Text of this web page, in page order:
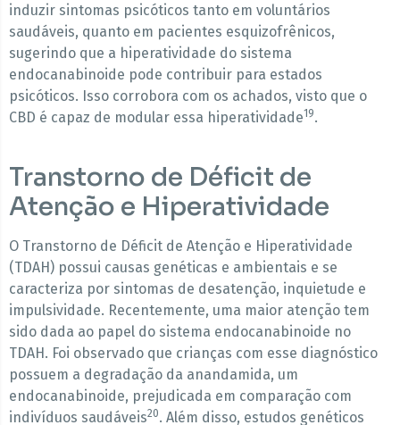
induzir sintomas psicóticos tanto em voluntários
saudáveis, quanto em pacientes esquizofrênicos,
sugerindo que a hiperatividade do sistema
endocanabinoide pode contribuir para estados
psicóticos. Isso corrobora com os achados, visto que o
CBD é capaz de modular essa hiperatividade19.
Transtorno de Déficit de
Atenção e Hiperatividade
O Transtorno de Déficit de Atenção e Hiperatividade
(TDAH) possui causas genéticas e ambientais e se
caracteriza por sintomas de desatenção, inquietude e
impulsividade. Recentemente, uma maior atenção tem
sido dada ao papel do sistema endocanabinoide no
TDAH. Foi observado que crianças com esse diagnóstico
possuem a degradação da anandamida, um
endocanabinoide, prejudicada em comparação com
indivíduos saudáveis20. Além disso, estudos genéticos